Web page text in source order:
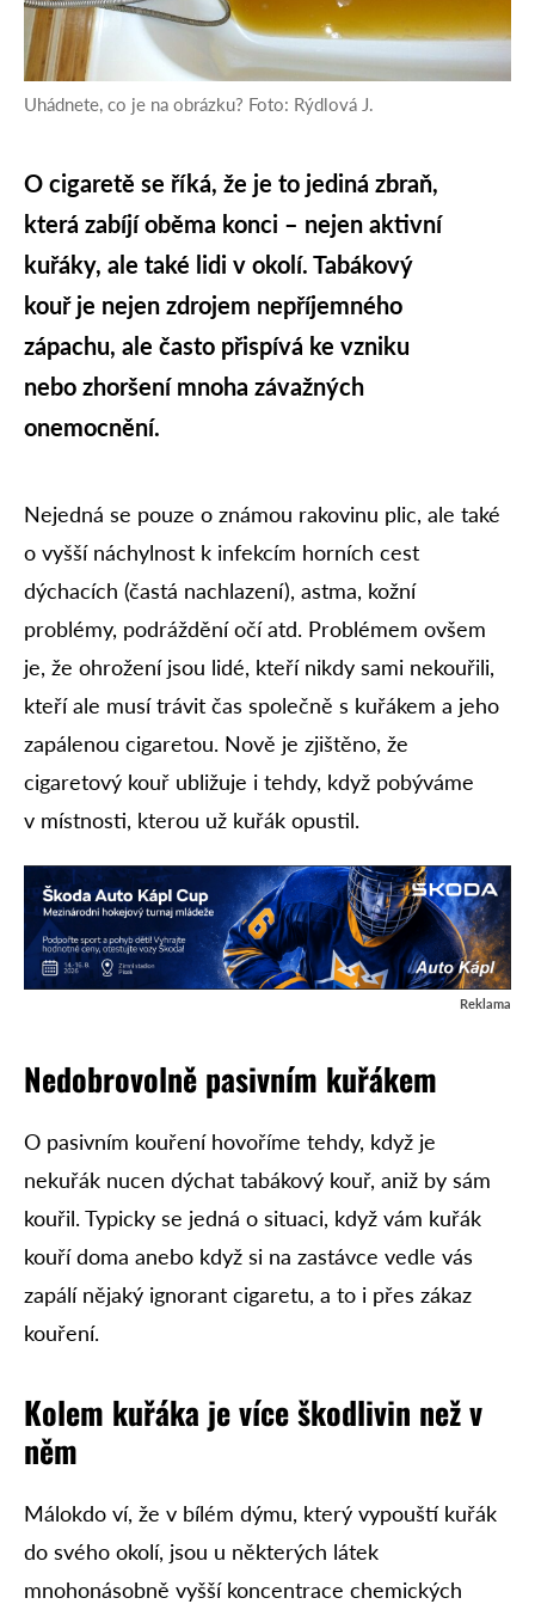
Uhádnete, co je na obrázku? Foto: Rýdlová J.
O cigaretě se říká, že je to jediná zbraň,
která zabíjí oběma konci – nejen aktivní
kuřáky, ale také lidi v okolí. Tabákový
kouř je nejen zdrojem nepříjemného
zápachu, ale často přispívá ke vzniku
nebo zhoršení mnoha závažných
onemocnění.
Nejedná se pouze o známou rakovinu plic, ale také
o vyšší náchylnost k infekcím horních cest
dýchacích (častá nachlazení), astma, kožní
problémy, podráždění očí atd. Problémem ovšem
je, že ohrožení jsou lidé, kteří nikdy sami nekouřili,
kteří ale musí trávit čas společně s kuřákem a jeho
zapálenou cigaretou. Nově je zjištěno, že
cigaretový kouř ubližuje i tehdy, když pobýváme
v místnosti, kterou už kuřák opustil.
Reklama
Nedobrovolně pasivním kuřákem
O pasivním kouření hovoříme tehdy, když je
nekuřák nucen dýchat tabákový kouř, aniž by sám
kouřil. Typicky se jedná o situaci, když vám kuřák
kouří doma anebo když si na zastávce vedle vás
zapálí nějaký ignorant cigaretu, a to i přes zákaz
kouření.
Kolem kuřáka je více škodlivin než v
něm
Málokdo ví, že v bílém dýmu, který vypouští kuřák
do svého okolí, jsou u některých látek
mnohonásobně vyšší koncentrace chemických